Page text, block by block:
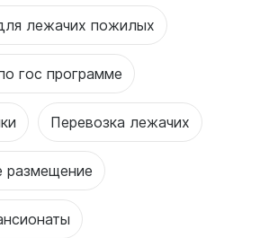
лежачих пожилых
гос программе
Перевозка лежачих
размещение